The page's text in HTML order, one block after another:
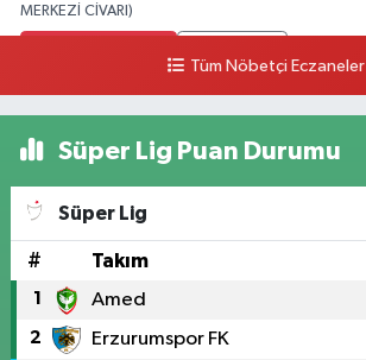
MERKEZİ CİVARI)
Tüm Nöbetçi Eczaneler
Süper Lig Puan Durumu
Süper Lig
# Takım
1 Amed
2 Erzurumspor FK